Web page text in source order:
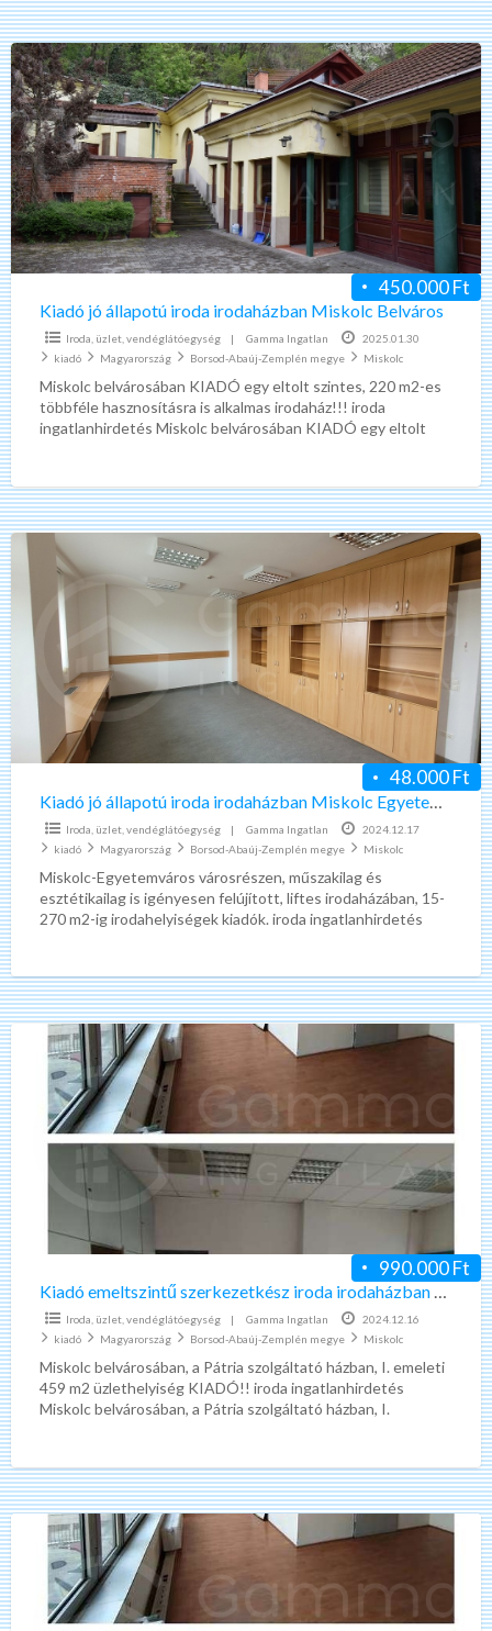
Kiadó
jó
állapotú
iroda
irodaházban
Miskolc
Belváros
450.000 Ft
Kiadó jó állapotú iroda irodaházban Miskolc Belváros
Iroda, üzlet, vendéglátóegység | Gamma Ingatlan
2025.01.30
kiadó
Magyarország Borsod-Abaúj-Zemplén megye Miskolc
Miskolc belvárosában KIADÓ egy eltolt szintes, 220 m2-es
többféle hasznosításra is alkalmas irodaház!!! iroda
ingatlanhirdetés Miskolc belvárosában KIADÓ egy eltolt
Kiadó
jó
állapotú
iroda
irodaházban
Miskolc
Egyetemváros
48.000 Ft
Kiadó jó állapotú iroda irodaházban Miskolc Egyetemváros
Iroda, üzlet, vendéglátóegység | Gamma Ingatlan
2024.12.17
kiadó
Magyarország Borsod-Abaúj-Zemplén megye Miskolc
Miskolc-Egyetemváros városrészen, műszakilag és
esztétikailag is igényesen felújított, liftes irodaházában, 15-
270 m2-ig irodahelyiségek kiadók. iroda ingatlanhirdetés
Kiadó
emeltszintű
szerkezetkész
iroda
irodaházban
Miskolc
Belváros
990.000 Ft
Kiadó emeltszintű szerkezetkész iroda irodaházban Miskolc Belváros
Iroda, üzlet, vendéglátóegység | Gamma Ingatlan
2024.12.16
kiadó
Magyarország Borsod-Abaúj-Zemplén megye Miskolc
Miskolc belvárosában, a Pátria szolgáltató házban, I. emeleti
459 m2 üzlethelyiség KIADÓ!! iroda ingatlanhirdetés
Miskolc belvárosában, a Pátria szolgáltató házban, I.
Kiadó
emeltszintű
szerkezetkész
üzlethelyiség